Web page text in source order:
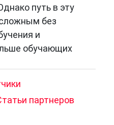
науки и
управления.
более
развитие
данных,
путь в эту
без
и
обучающих
партнеров